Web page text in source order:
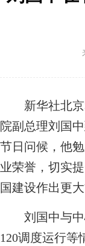
新华社北京5
院副总理刘国
节日问候，他
业荣誉，切实
国建设作出更大
刘国中与中
120调度运行等